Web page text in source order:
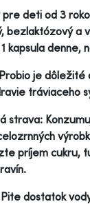
deti od 3
bezlaktózový a
kapsula denne,
je dôležité
tráviaceho
strava:
príjem cukru,
dostatok